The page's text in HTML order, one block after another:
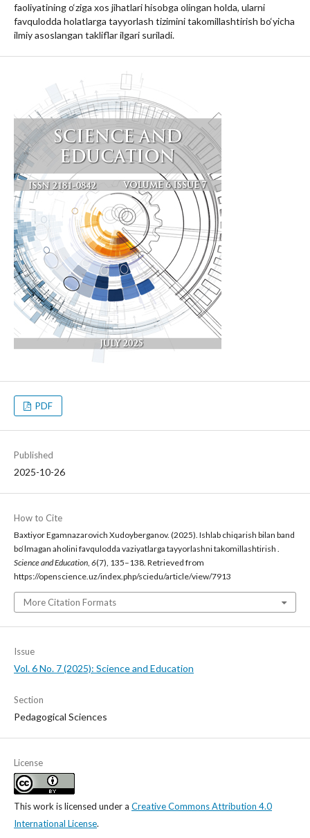
faoliyatining o‘ziga xos jihatlari hisobga olingan holda, ularni
favqulodda holatlarga tayyorlash tizimini takomillashtirish bo‘yicha
ilmiy asoslangan takliflar ilgari suriladi.
PDF
Published
2025-10-26
How to Cite
Baxtiyor Egamnazarovich Xudoyberganov. (2025). Ishlab chiqarish bilan band
bo‘lmagan aholini favqulodda vaziyatlarga tayyorlashni takomillashtirish .
Science and Education, 6(7), 135–138. Retrieved from
https://openscience.uz/index.php/sciedu/article/view/7913
More Citation Formats
Issue
Vol. 6 No. 7 (2025): Science and Education
Section
Pedagogical Sciences
License
This work is licensed under a Creative Commons Attribution 4.0
International License.